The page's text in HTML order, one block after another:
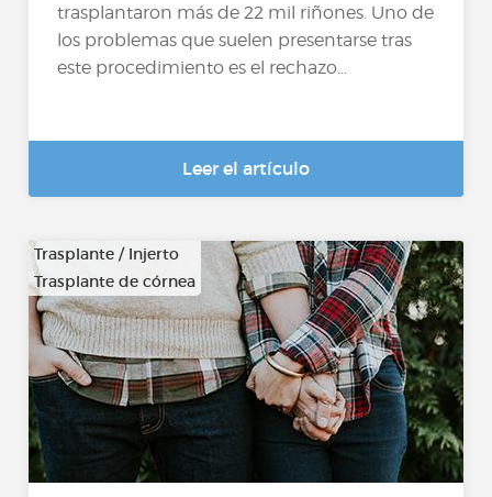
trasplantaron más de 22 mil riñones. Uno de
los problemas que suelen presentarse tras
este procedimiento es el rechazo...
Leer el artículo
Trasplante / Injerto
Trasplante de córnea
…